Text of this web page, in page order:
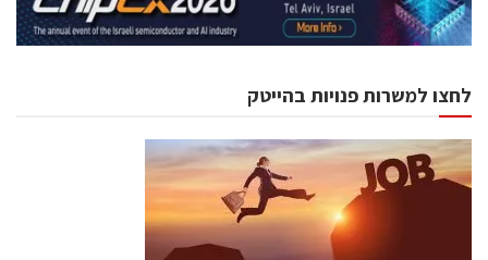
לחצו למשרות פנויות בהייטק